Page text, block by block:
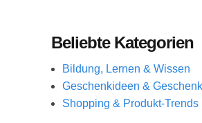
Beliebte Kategorien
Bildung, Lernen & Wissen
Geschenkideen &
Shopping & Produkt-Trends